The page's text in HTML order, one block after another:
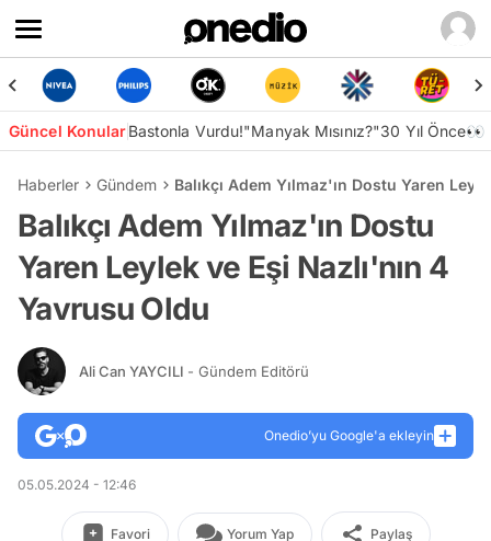
Güncel KonularBastonla Vurdu!"Manyak Mısınız?"30 Yıl Önce👀
Haberler Gündem Balıkçı Adem Yılmaz'ın Dostu Yaren
Balıkçı Adem Yılmaz'ın Dostu
Yaren Leylek ve Eşi Nazlı'nın 4
Yavrusu Oldu
Ali Can YAYCILI - Gündem Editörü
Onedio’yu Google'a ekleyin
05.05.2024 - 12:46
Favori Yorum Yap Paylaş